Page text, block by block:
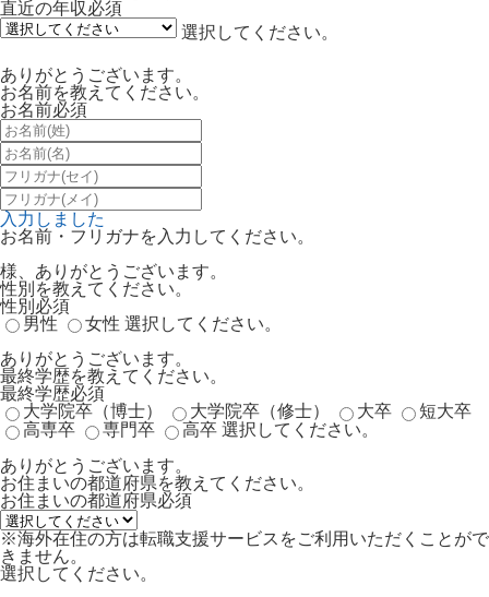
直近の年収必須
選択してください。
ありがとうございます。
お名前を教えてください。
お名前必須
入力しました
お名前・フリガナを入力してください。
様、ありがとうございます。
性別を教えてください。
性別 必須
男性
女性 選択してください。
ありがとうございます。
最終学歴を教えてください。
最終学歴必須
大学院卒（博士）
大学院卒（修士） 大卒
短大卒
高専卒
専門卒 高卒 選択してください。
ありがとうございます。
お住まいの都道府県を教えてください。
お住まいの都道府県必須
※海外在住の方は転職支援サービスをご利用いただくことがで
きません。
選択してください。